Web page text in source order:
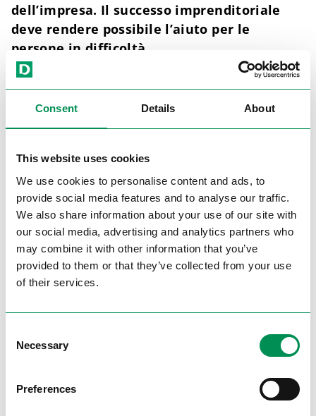
Consent Details About
This website uses cookies
We use cookies to personalise content and ads, to
provide social media features and to analyse our traffic.
We also share information about your use of our site with
our social media, advertising and analytics partners who
may combine it with other information that you’ve
provided to them or that they’ve collected from your use
of their services.
Selection
Necessary
Preferences
dell’impresa. Il successo imprenditoriale
deve rendere possibile l’aiuto per le
persone in difficoltà.
Nel corso dei decenni, DOSENBACH con
DEICHMANN non ha soltanto sostenuto
numerose iniziative, ma ne ha anche fondate
figurano, ad esempio, la Fondazione
DEICHMANN e l’opera di aiuto wortundtat. Esse
rendono visibile ciò che ci spinge ogni giorno:
clienti e dei nostri clienti, dei collaboratori e